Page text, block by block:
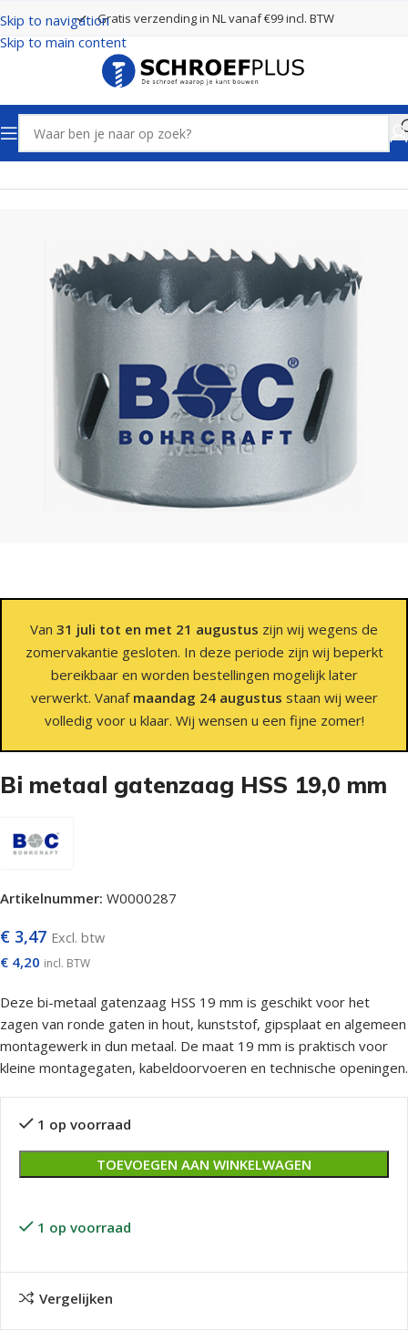
Skip to navigation
Skip to main content
Gratis verzending in NL vanaf €99 incl. BTW
Home Boren Gatenzagen
Van 31 juli tot en met 21 augustus zijn wij wegens de
zomervakantie gesloten. In deze periode zijn wij beperkt
bereikbaar en worden bestellingen mogelijk later
verwerkt. Vanaf maandag 24 augustus staan wij weer
volledig voor u klaar. Wij wensen u een fijne zomer!
Bi metaal gatenzaag HSS 19,0 mm
Artikelnummer: W0000287
€ 3,47 Excl. btw
€ 4,20 incl. BTW
Deze bi-metaal gatenzaag HSS 19 mm is geschikt voor het
zagen van ronde gaten in hout, kunststof, gipsplaat en algemeen
montagewerk in dun metaal. De maat 19 mm is praktisch voor
kleine montagegaten, kabeldoorvoeren en technische openingen.
1 op voorraad
TOEVOEGEN AAN WINKELWAGEN
1 op voorraad
Vergelijken